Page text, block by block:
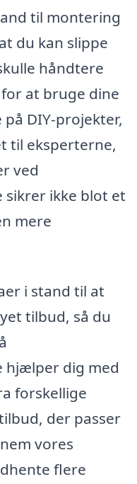
til montering
du kan slippe
håndtere
at bruge dine
DIY-projekter,
til eksperterne,
ved
ikke blot et
mere
i stand til at
tilbud, så du
hjælper dig med
forskellige
der passer
vores
flere